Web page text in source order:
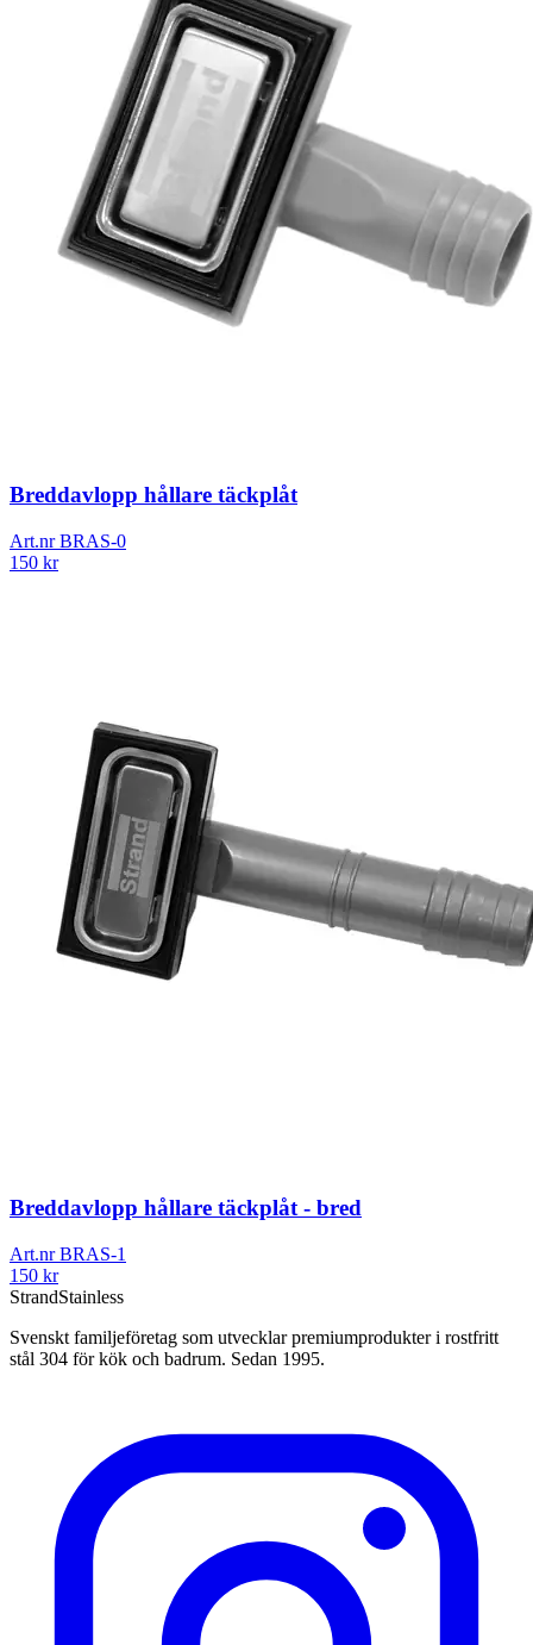
Breddavlopp hållare täckplåt
Art.nrBRAS-0
150 kr
Breddavlopp hållare täckplåt - bred
Art.nrBRAS-1
150 kr
StrandStainless
Svenskt familjeföretag som utvecklar premiumprodukter i rostfritt
stål 304 för kök och badrum. Sedan 1995.